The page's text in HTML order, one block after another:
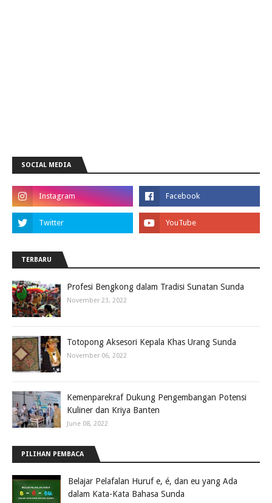
SOCIAL MEDIA
TERBARU
Profesi Bengkong dalam Tradisi Sunatan Sunda
November 23, 2022
Totopong Aksesori Kepala Khas Urang Sunda
November 06, 2022
Kemenparekraf Dukung Pengembangan Potensi
Kuliner dan Kriya Banten
June 08, 2022
PILIHAN PEMBACA
Belajar Pelafalan Huruf e, é, dan eu yang Ada
dalam Kata-Kata Bahasa Sunda